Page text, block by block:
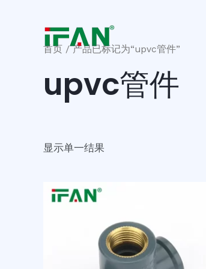
首页 / 产品已标记为“upvc管件”
upvc管件
显示单一结果